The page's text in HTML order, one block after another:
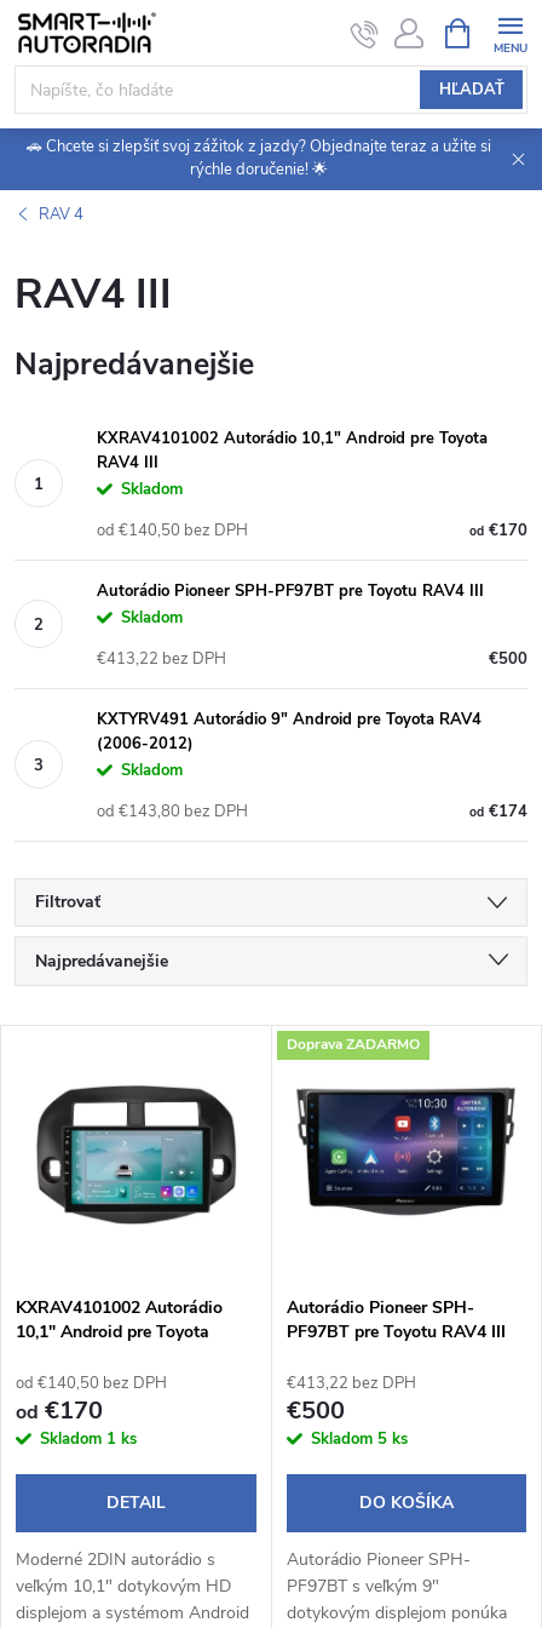
Prejsť
obsah
HĽADAŤ
KOŠÍK
🚗 Chcete si zlepšiť svoj zážitok z jazdy? Objednajte teraz a užite si
rýchle doručenie! 🌟
RAV 4
RAV4 III
Najpredávanejšie
KXRAV4101002 Autorádio 10,1" Android pre Toyota
RAV4 III
Skladom
od€170
od €140,50 bez DPH
Autorádio Pioneer SPH-PF97BT pre Toyotu RAV4 III
Skladom
€500
€413,22 bez DPH
KXTYRV491 Autorádio 9" Android pre Toyota RAV4
(2006-2012)
Skladom
od€174
od €143,80 bez DPH
Filtrovať
R
a
e
n
e
p
r
d
Najpredávanejšie
Abecedne
ý
p
s
p
r
o
d
u
KXRAV4101002 Autorádio
10,1" Android pre Toyota
od €140,50 bez DPH
od €170
Skladom 1 ks
DETAIL
Moderné 2DIN autorádio s
veľkým 10,1" dotykovým HD
displejom a systémom Android
Doprava ZADARMO
Autorádio Pioneer SPH-
PF97BT pre Toyotu RAV4 III
€413,22 bez DPH
€500
Skladom 5 ks
DO KOŠÍKA
Autorádio Pioneer SPH-
PF97BT s veľkým 9"
dotykovým displejom ponúka